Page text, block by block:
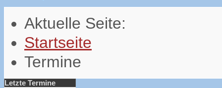
Aktuelle Seite:
Startseite
Termine
Letzte Termine